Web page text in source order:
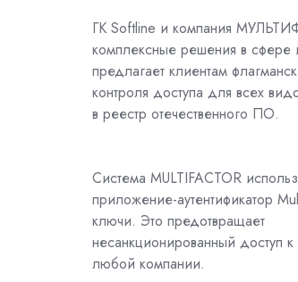
ГК Softline и компания
комплексные решения в сфере
предлагает клиентам
контроля доступа для всех
в реестр отечественного ПО.
Система MULTIFACTOR
приложение-аутентификатор
ключи. Это предотвращает
несанкционированный доступ
любой компании.